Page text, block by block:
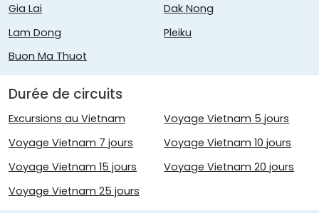
Gia Lai
Dak Nong
Lam Dong
Pleiku
Buon Ma Thuot
Durée de circuits
Excursions au Vietnam
Voyage Vietnam 5 jours
Voyage Vietnam 7 jours
Voyage Vietnam 10 jours
Voyage Vietnam 15 jours
Voyage Vietnam 20 jours
Voyage Vietnam 25 jours